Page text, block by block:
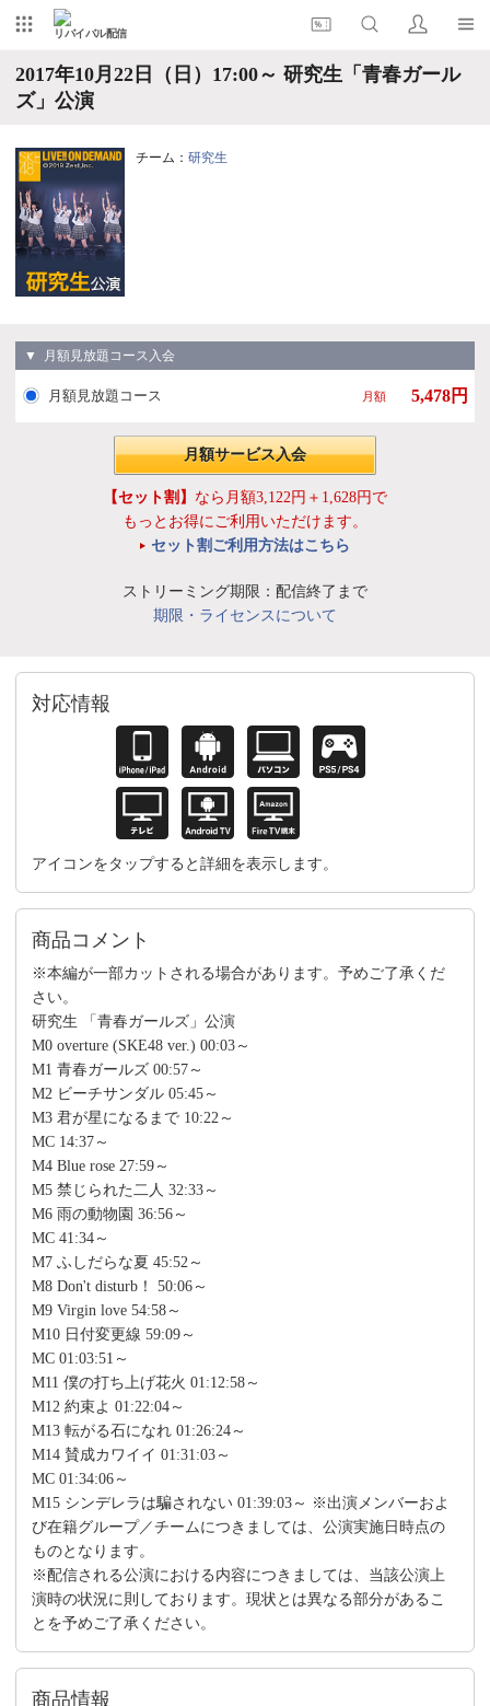
リバイバル配信
2017年10月22日（日）17:00～ 研究生「青春ガール
ズ」公演
チーム： 研究生
▼ 月額見放題コース入会
月額見放題コース 月額 5,478円
月額サービス入会
【セット割】 なら月額3,122円＋1,628円で
もっとお得にご利用いただけます。
セット割ご利用方法はこちら
ストリーミング期限：配信終了まで
期限・ライセンスについて
対応情報
アイコンをタップすると詳細を表示します。
商品コメント
※本編が一部カットされる場合があります。予めご了承くだ
さい。
研究生 「青春ガールズ」公演
M0 overture (SKE48 ver.) 00:03～
M1 青春ガールズ 00:57～
M2 ビーチサンダル 05:45～
M3 君が星になるまで 10:22～
MC 14:37～
M4 Blue rose 27:59～
M5 禁じられた二人 32:33～
M6 雨の動物園 36:56～
MC 41:34～
M7 ふしだらな夏 45:52～
M8 Don't disturb！ 50:06～
M9 Virgin love 54:58～
M10 日付変更線 59:09～
MC 01:03:51～
M11 僕の打ち上げ花火 01:12:58～
M12 約束よ 01:22:04～
M13 転がる石になれ 01:26:24～
M14 賛成カワイイ 01:31:03～
MC 01:34:06～
M15 シンデレラは騙されない 01:39:03～ ※出演メンバーおよ
び在籍グループ／チームにつきましては、公演実施日時点の
ものとなります。
※配信される公演における内容につきましては、当該公演上
演時の状況に則しております。現状とは異なる部分があるこ
とを予めご了承ください。
商品情報